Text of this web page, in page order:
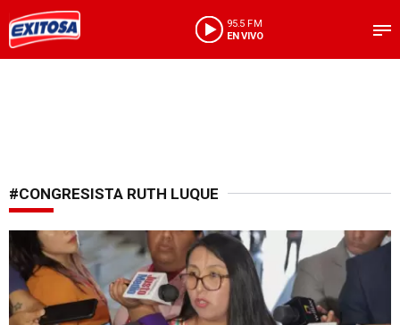
95.5 FM
EN VIVO
#CONGRESISTA RUTH LUQUE
Tres bancadas siguen evaluando